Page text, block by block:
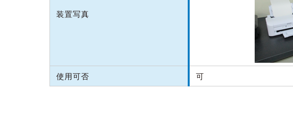
装置写真
使用可否 可